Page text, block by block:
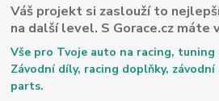
Váš projekt si zaslouží to
na další level. S Gorace.cz
Vše pro Tvoje auto na racing,
Závodní díly, racing doplňky,
parts.